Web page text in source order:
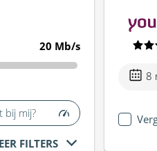
20 Mb/s
bij mij?
FILTERS
8